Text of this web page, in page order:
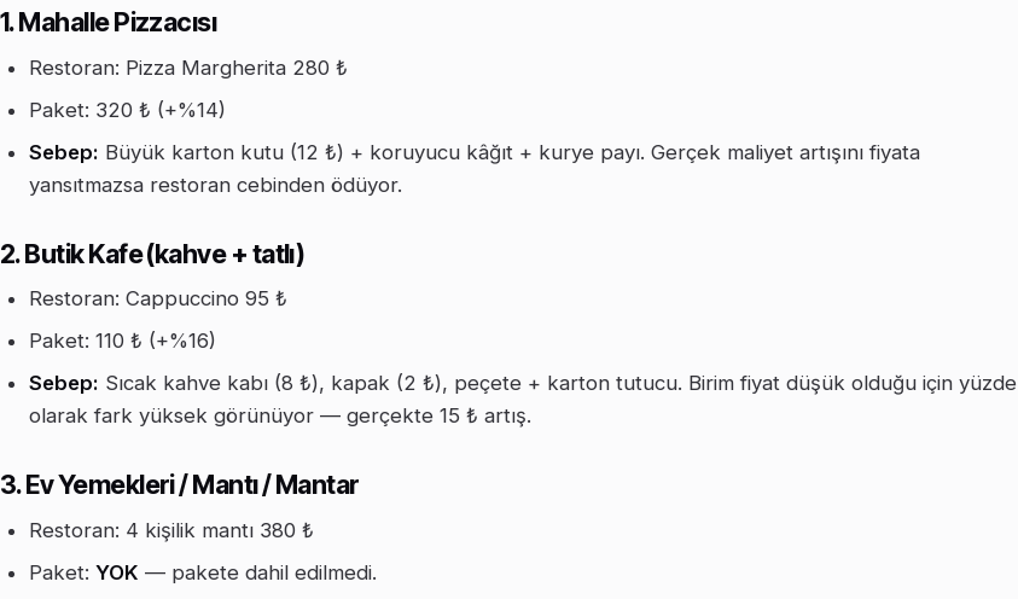
1. Mahalle Pizzacısı
Restoran: Pizza Margherita 280 ₺
Paket: 320 ₺ (+%14)
Sebep: Büyük karton kutu (12 ₺) + koruyucu kâğıt + kurye payı. Gerçek maliyet artışını fiyata
yansıtmazsa restoran cebinden ödüyor.
2. Butik Kafe (kahve + tatlı)
Restoran: Cappuccino 95 ₺
Paket: 110 ₺ (+%16)
Sebep: Sıcak kahve kabı (8 ₺), kapak (2 ₺), peçete + karton tutucu. Birim fiyat düşük olduğu için yüzde
olarak fark yüksek görünüyor — gerçekte 15 ₺ artış.
3. Ev Yemekleri / Mantı / Mantar
Restoran: 4 kişilik mantı 380 ₺
Paket: YOK — pakete dahil edilmedi.